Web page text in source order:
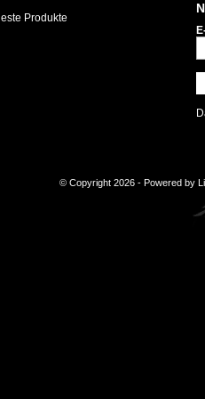
Produkte
© Copyright 2026 - Powered by